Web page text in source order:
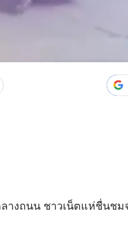
างถนน ชาวเน็ตแห่ชื่นช